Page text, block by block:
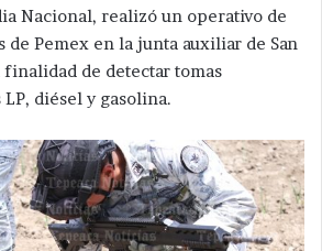
Nacional, realizó un operativo de
de Pemex en la junta auxiliar de San
finalidad de detectar tomas
diésel y gasolina.